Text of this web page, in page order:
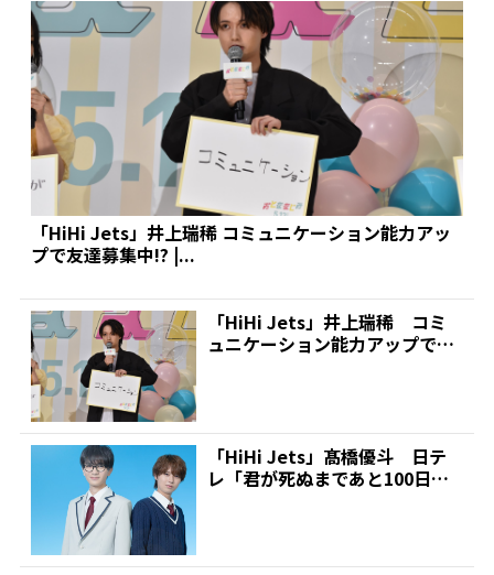
「HiHi Jets」井上瑞稀 コミュニケーション能力アッ
プで友達募集中!? |...
「HiHi Jets」井上瑞稀 コミ
ュニケーション能力アップで友
「HiHi Jets」髙橋優斗 日テ
レ「君が死ぬまであと100日」